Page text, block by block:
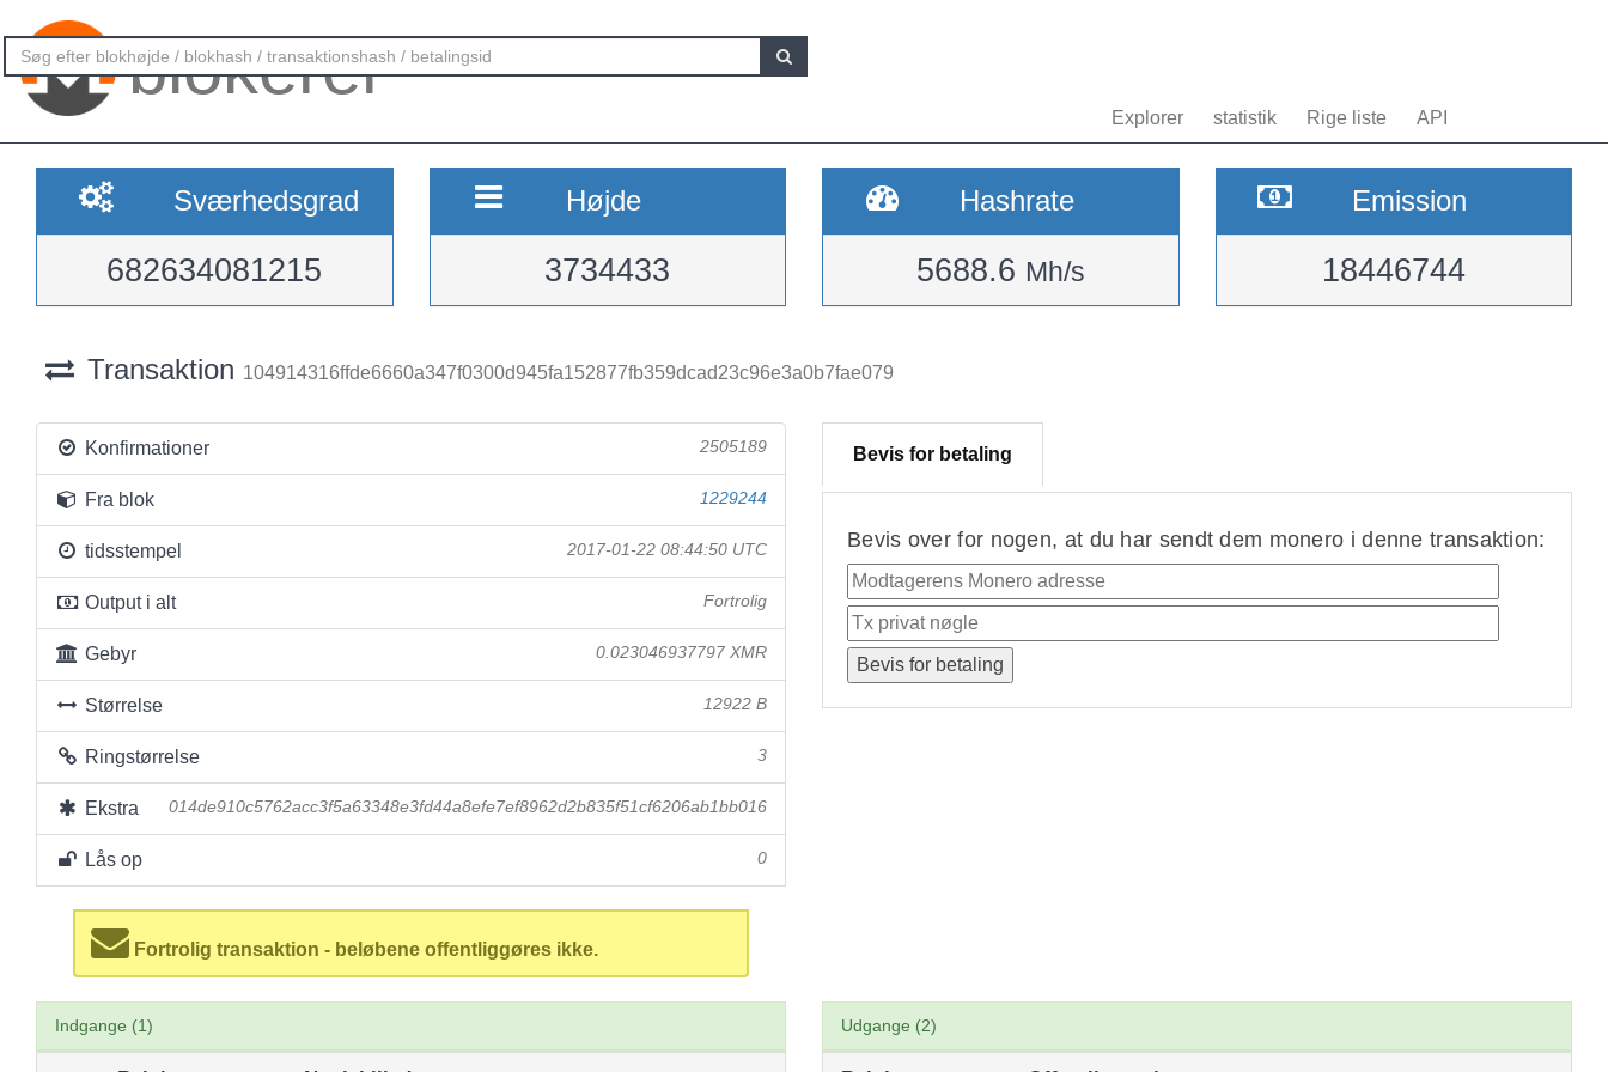
blokerer
Explorer statistik Rige liste API
Sværhedsgrad
682634081215
Højde
3734433
Hashrate
5688.6 Mh/s
Emission
18446744
Transaktion 104914316ffde6660a347f0300d945fa152877fb359dcad23c96e3a0b7fae079
Konfirmationer 2505189
Fra blok 1229244
tidsstempel 2017-01-22 08:44:50 UTC
Output i alt Fortrolig
Gebyr 0.023046937797 XMR
Størrelse 12922 B
Ringstørrelse 3
Ekstra 014de910c5762acc3f5a63348e3fd44a8efe7ef8962d2b835f51cf6206ab1bb016
Lås op 0
Fortrolig transaktion - beløbene offentliggøres ikke.
Bevis for betaling
Bevis over for nogen, at du har sendt dem monero i denne transaktion:
Indgange (1) Udgange (2)